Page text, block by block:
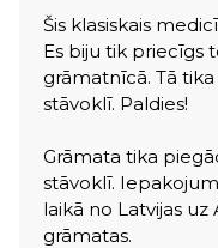
Šis klasiskais
Es biju tik priecīgs
grāmatnīcā. Tā
stāvoklī. Paldies!
Grāmata tika
stāvoklī.
laikā no Latvijas uz
grāmatas.